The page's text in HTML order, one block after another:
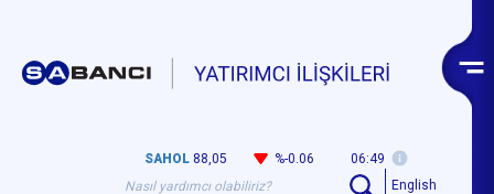
SAHOL 88,05 %-0.06
06:49
English